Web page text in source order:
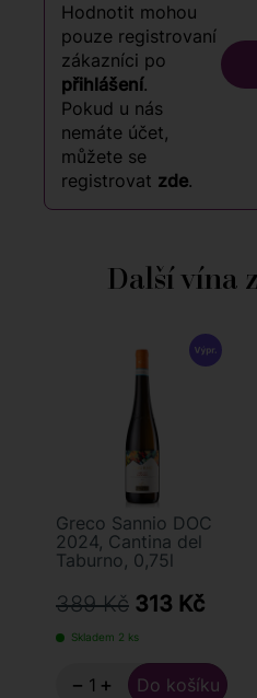
Hodnotit mohou
pouze registrovaní
zákazníci po
přihlášení.
Pokud u nás
nemáte účet,
můžete se
registrovat zde.
Další vína
Greco Sannio DOC
2024, Cantina del
Taburno, 0,75l
389 Kč 313 Kč
Skladem 2 ks
− +